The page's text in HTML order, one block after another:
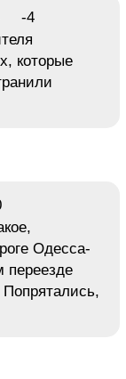
-4
которые
Одесса-
переезде